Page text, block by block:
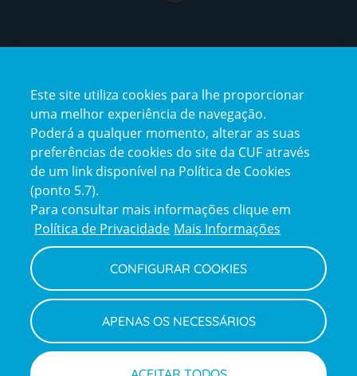
certification2certification3
Reclamações
e
elogios
Policy
Política de Privacidade e Cookies
Declaração de Acessibilidade
Canal de Denúncias
Informações legais
Este site utiliza cookies para lhe proporcionar
uma melhor experiência de navegação.
Poderá a qualquer momento, alterar as suas
preferências de cookies do site da CUF através
de um link disponível na Política de Cookies
(ponto 5.7).
Para consultar mais informações clique em
Política de Privacidade Mais Informações
CONFIGURAR COOKIES
APENAS OS NECESSÁRIOS